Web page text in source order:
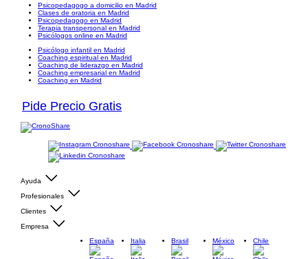
Psicopedagogo a domicilio en Madrid
Clases de oratoria en Madrid
Psicopedagogo en Madrid
Terapia transpersonal en Madrid
Psicólogos online en Madrid
Psicólogo infantil en Madrid
Coaching espiritual en Madrid
Coaching de liderazgo en Madrid
Coaching empresarial en Madrid
Coaching en Madrid
Pide Precio Gratis
Ayuda
Profesionales
Clientes
Empresa
España
Italia Brasil México Chile